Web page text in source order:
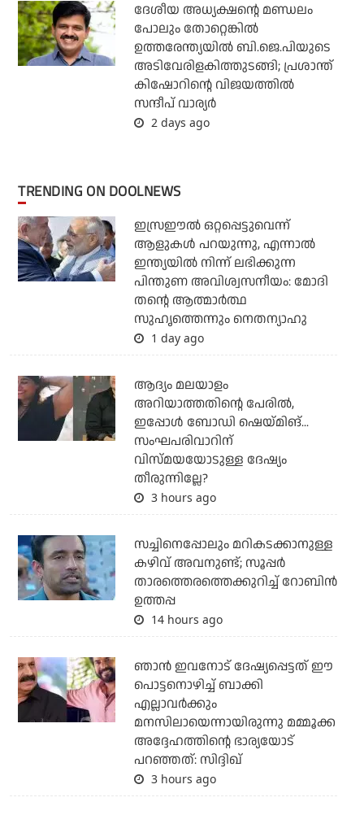
ദേശീയ അധ്യക്ഷന്റെ മണ്ഡലം
പോലും തോറ്റെങ്കില്‍
ഉത്തരേന്ത്യയില്‍ ബി.ജെ.പിയുടെ
അടിവേരിളകിത്തുടങ്ങി; പ്രശാന്ത്
കിഷോറിന്റെ വിജയത്തില്‍
സന്ദീപ് വാര്യര്‍
2 days ago
TRENDING ON DOOLNEWS
ഇസ്രഈല്‍ ഒറ്റപ്പെട്ടുവെന്ന്
ആളുകള്‍ പറയുന്നു, എന്നാല്‍
ഇന്ത്യയില്‍ നിന്ന് ലഭിക്കുന്ന
പിന്തുണ അവിശ്വസനീയം: മോദി
തന്റെ ആത്മാര്‍ത്ഥ
സുഹൃത്തെന്നും നെതന്യാഹു
1 day ago
ആദ്യം മലയാളം
അറിയാത്തതിന്റെ പേരില്‍,
ഇപ്പോള്‍ ബോഡി ഷെയ്മിങ്...
സംഘപരിവാറിന്
വിസ്മയയോടുള്ള ദേഷ്യം
തീരുന്നില്ലേ?
3 hours ago
സച്ചിനെപ്പോലും മറികടക്കാനുള്ള
കഴിവ് അവനുണ്ട്; സൂപ്പര്‍
താരത്തെരത്തെക്കുറിച്ച് റോബിന്‍
ഉത്തപ്പ
14 hours ago
ഞാന്‍ ഇവനോട് ദേഷ്യപ്പെട്ടത് ഈ
പൊട്ടനൊഴിച്ച് ബാക്കി
എല്ലാവര്‍ക്കും
മനസിലായെന്നായിരുന്നു മമ്മൂക്ക
അദ്ദേഹത്തിന്റെ ഭാര്യയോട്
പറഞ്ഞത്: സിദ്ദിഖ്
3 hours ago